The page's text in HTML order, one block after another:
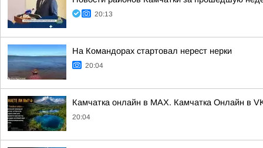
20:13
На Командорах стартовал нерест нерки
20:04
Камчатка онлайн в MAX. Камчатка Онлайн в
20:04